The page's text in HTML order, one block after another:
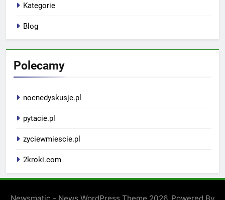
Kategorie
Blog
Polecamy
nocnedyskusje.pl
pytacie.pl
zyciewmiescie.pl
2kroki.com